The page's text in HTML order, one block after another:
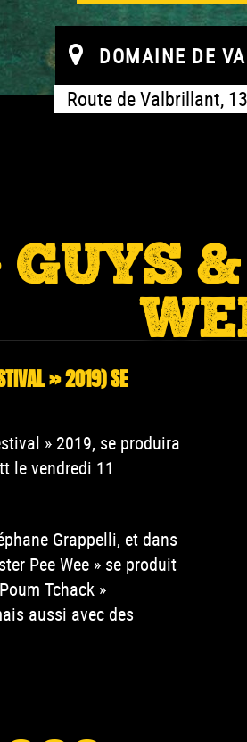
DOMAINE DE
Route de Valbrillant,
» 2019) SE
» 2019, se produira
le vendredi 11
Grappelli, et dans
Pee Wee » se produit
Tchack »
aussi avec des